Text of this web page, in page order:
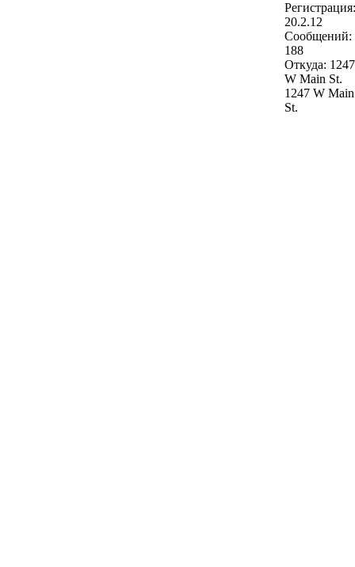
Регистрация:
20.2.12
Сообщений:
188
Откуда: 1247
W Main St.
1247 W Main
St.